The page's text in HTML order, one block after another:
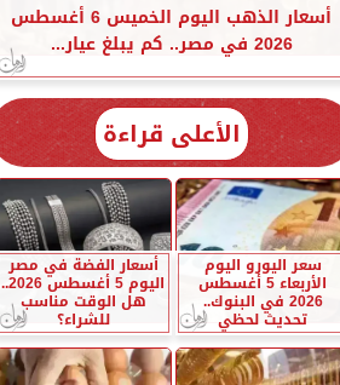
أسعار الذهب اليوم الخميس 6 أغسطس
2026 في مصر.. كم يبلغ عيار...
الأعلى قراءة
سعر اليورو اليوم
الأربعاء 5 أغسطس
2026 في البنوك..
تحديث لحظي
أسعار الفضة في مصر
اليوم 5 أغسطس 2026..
هل الوقت مناسب
للشراء؟